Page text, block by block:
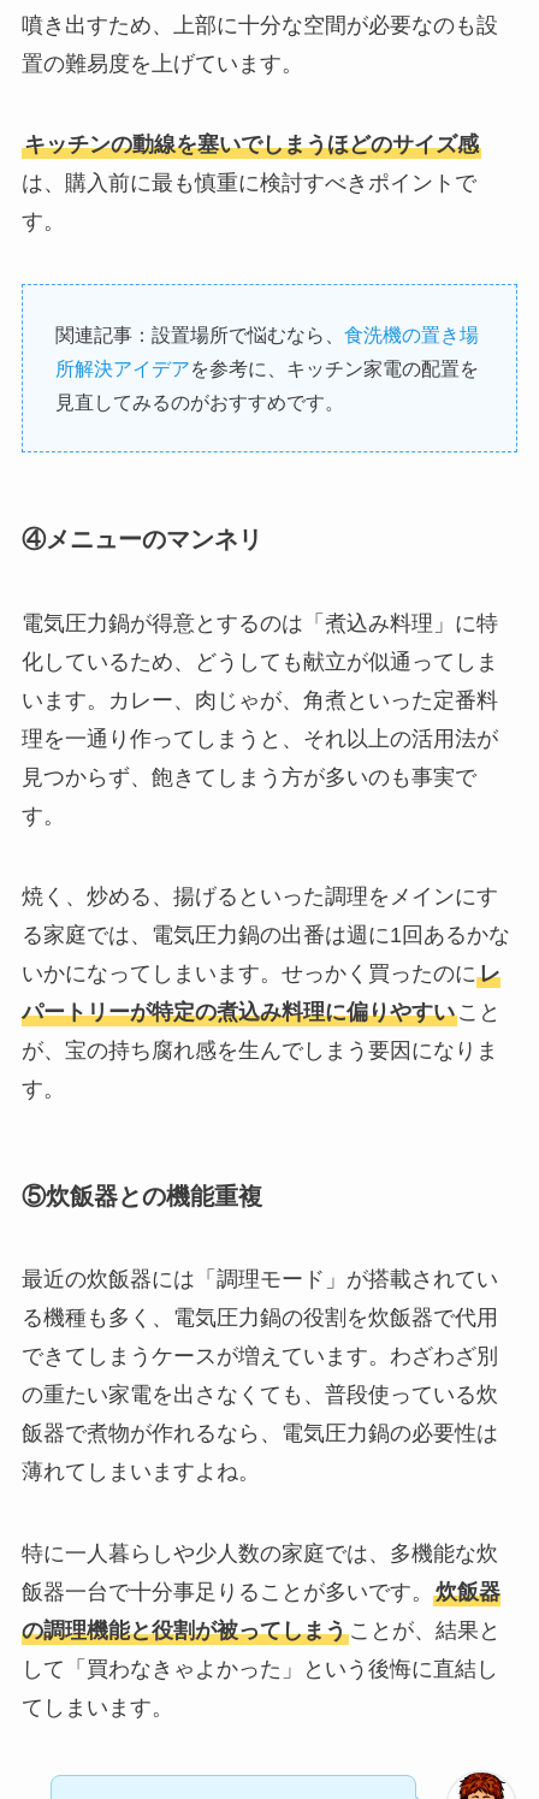
噴き出すため、上部に十分な空間が必要なのも設
置の難易度を上げています。
キッチンの動線を塞いでしまうほどのサイズ感
は、購入前に最も慎重に検討すべきポイントで
す。
関連記事：設置場所で悩むなら、 食洗機の置き場
所解決アイデアを参考に、キッチン家電の配置を
見直してみるのがおすすめです。
④メニューのマンネリ
電気圧力鍋が得意とするのは「煮込み料理」に特
化しているため、どうしても献立が似通ってしま
います。カレー、肉じゃが、角煮といった定番料
理を一通り作ってしまうと、それ以上の活用法が
見つからず、飽きてしまう方が多いのも事実で
す。
焼く、炒める、揚げるといった調理をメインにす
る家庭では、電気圧力鍋の出番は週に1回あるかな
いかになってしまいます。せっかく買ったのにレ
パートリーが特定の煮込み料理に偏りやすいこと
が、宝の持ち腐れ感を生んでしまう要因になりま
す。
⑤炊飯器との機能重複
最近の炊飯器には「調理モード」が搭載されてい
る機種も多く、電気圧力鍋の役割を炊飯器で代用
できてしまうケースが増えています。わざわざ別
の重たい家電を出さなくても、普段使っている炊
飯器で煮物が作れるなら、電気圧力鍋の必要性は
薄れてしまいますよね。
特に一人暮らしや少人数の家庭では、多機能な炊
飯器一台で十分事足りることが多いです。 炊飯器
の調理機能と役割が被ってしまうことが、結果と
して「買わなきゃよかった」という後悔に直結し
てしまいます。